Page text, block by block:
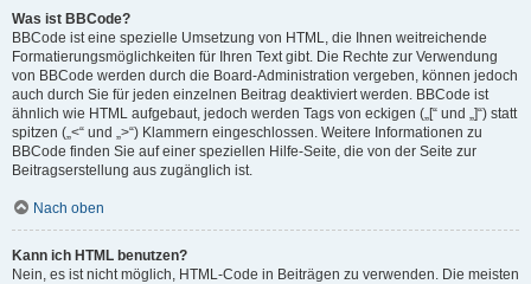
Was ist BBCode?
BBCode ist eine spezielle Umsetzung von HTML, die Ihnen weitreichende
Formatierungsmöglichkeiten für Ihren Text gibt. Die Rechte zur Verwendung
von BBCode werden durch die Board-Administration vergeben, können jedoch
auch durch Sie für jeden einzelnen Beitrag deaktiviert werden. BBCode ist
ähnlich wie HTML aufgebaut, jedoch werden Tags von eckigen („[“ und „]“) statt
spitzen („<“ und „>“) Klammern eingeschlossen. Weitere Informationen zu
BBCode finden Sie auf einer speziellen Hilfe-Seite, die von der Seite zur
Beitragserstellung aus zugänglich ist.
Nach oben
Kann ich HTML benutzen?
Nein, es ist nicht möglich, HTML-Code in Beiträgen zu verwenden. Die meisten